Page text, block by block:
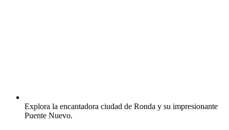
Explora la encantadora ciudad de Ronda y su impresionante
Puente Nuevo.